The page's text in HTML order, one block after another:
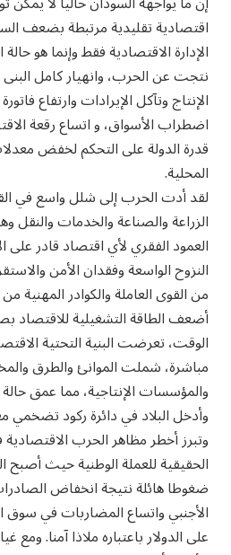
اقتصادية تقليدية مرتبطة بضعف
الإدارة الاقتصادية فقط وإنما هو
نتجت عن الحرب، وانهيار كامل
الإنتاج وتآكل الإيرادات وارتفاع
اضطراب الأسواق، و اتساع رقعة
قدرة الدولة على التحكم لخفض
المحلية.
لقد أدت الحرب إلى شلل واسع في
الزراعة والصناعة والخدمات والنقل
العمود الفقري لأي اقتصاد قادر
النزوح الواسعة وفقدان الأمن
من القوى العاملة والكوادر المهنية من
أضعف الطاقة التشغيلية للاقتصاد
الوقت، تعرضت البنية التحتية
مباشرة، شملت الموانئ والطرق
والمؤسسات الإنتاجية، مما عمق
وأدخل البلاد في دائرة ركود تضخمي
وتبرز أخطر مظاهر الحرب الاقتصادية
الحقيقية للعملة الوطنية حيث أصبح
ضغوطا هائلة نتيجة انخفاض
الأجنبي واتساع المضاربات في سوق
على الدولار باعتباره ملاذا آمنا.